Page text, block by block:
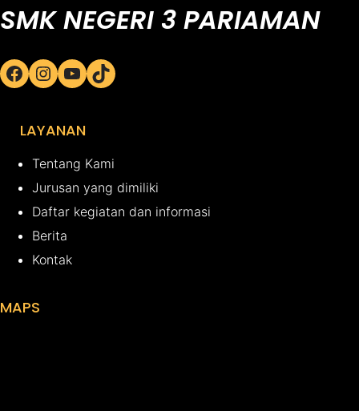
SMK NEGERI 3 PARIAMAN
Facebook Instagram YouTube TikTok
LAYANAN
Tentang Kami
Jurusan yang dimiliki
Daftar kegiatan dan informasi
Berita
Kontak
MAPS